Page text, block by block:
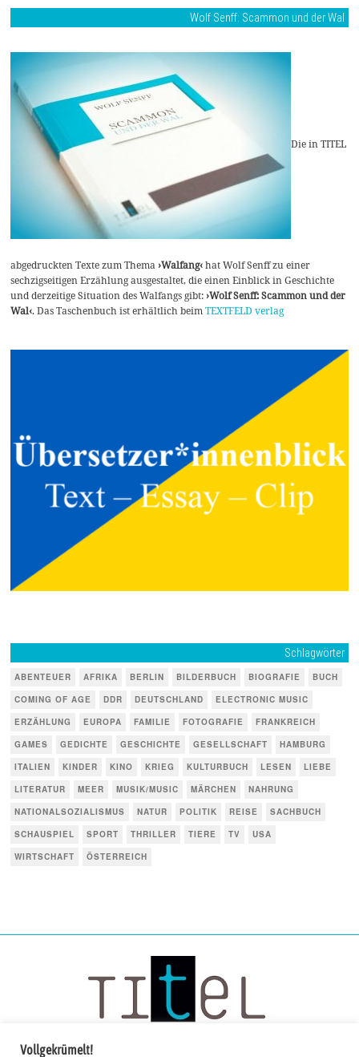
Wolf Senff: Scammon und der Wal
Die in TITEL
abgedruckten Texte zum Thema›Walfang‹hat Wolf Senff zu einer
sechzigseitigen Erzählung ausgestaltet, die einen Einblick in Geschichte
und derzeitige Situation des Walfangs gibt:›Wolf Senff: Scammon und der
Wal‹. Das Taschenbuch ist erhältlich beimTEXTFELD verlag
Schlagwörter
ABENTEUER AFRIKA BERLIN BILDERBUCH BIOGRAFIE
BUCH
COMING OF AGE
DDR DEUTSCHLAND
ELECTRONIC MUSIC
ERZÄHLUNG
EUROPA FAMILIE FOTOGRAFIE
FRANKREICH
GAMES
GEDICHTE GESCHICHTE GESELLSCHAFT
HAMBURG
ITALIEN
KINDER KINO KRIEG KULTURBUCH LESEN
LIEBE
LITERATUR
MEER MUSIK/MUSIC MÄRCHEN
NAHRUNG
NATIONALSOZIALISMUS
NATUR POLITIK REISE
SACHBUCH
SCHAUSPIEL
SPORT THRILLER TIERE TV
USA
WIRTSCHAFT
ÖSTERREICH
Vollgekrümelt!